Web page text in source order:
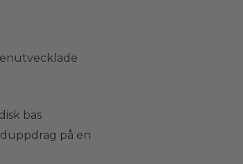
bas
på en